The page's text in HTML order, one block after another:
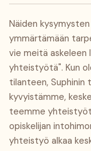
Näiden
ymmärtämään
vie meitä askeleen
yhteistyötä". Kun
tilanteen, Suphinin
kyvyistämme,
teemme
opiskelijan
yhteistyö alkaa